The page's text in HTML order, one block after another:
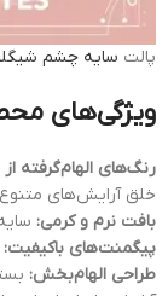
پالت سایه چشم
ویژگی‌های
رنگ‌های الهام‌گرفته از
خلق آرایش‌های
بافت نرم و کرمی:
پیگمنت‌های باکیفیت:
طراحی الهام‌بخش: